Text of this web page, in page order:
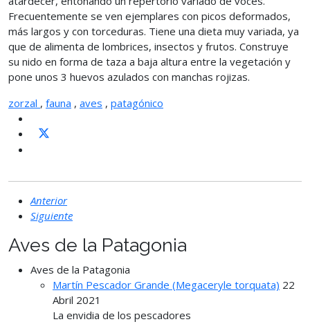
Frecuentemente se ven ejemplares con picos deformados,
más largos y con torceduras. Tiene una dieta muy variada, ya
que de alimenta de lombrices, insectos y frutos. Construye
su nido en forma de taza a baja altura entre la vegetación y
pone unos 3 huevos azulados con manchas rojizas.
zorzal , fauna , aves , patagónico
Anterior
Siguiente
Aves de la Patagonia
Aves de la Patagonia
Martín Pescador Grande (Megaceryle torquata) 22
Abril 2021
La envidia de los pescadores